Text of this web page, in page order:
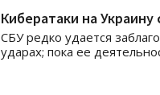
Кибератаки на
СБУ редко удается
ударах; пока ее